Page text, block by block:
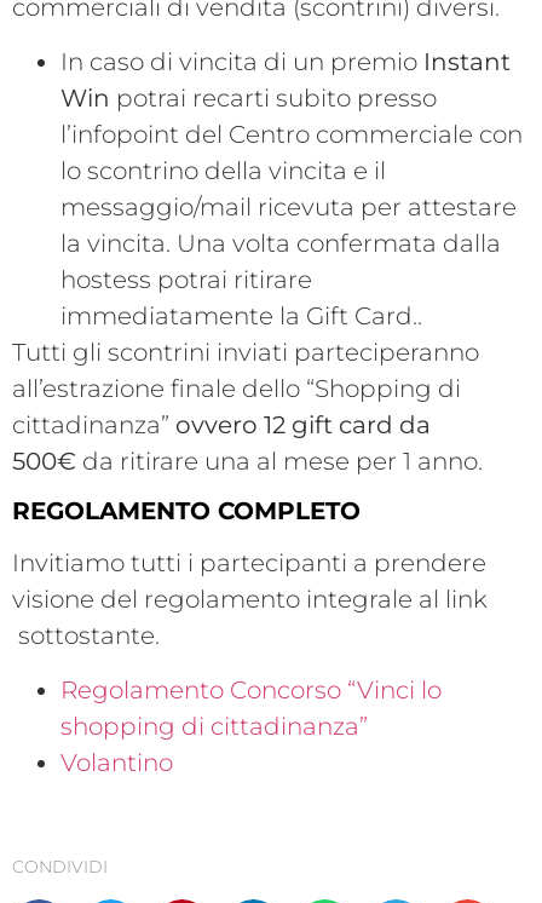
commerciali di vendita (scontrini) diversi.
In caso di vincita di un premio Instant
Win potrai recarti subito presso
l’infopoint del Centro commerciale con
lo scontrino della vincita e il
messaggio/mail ricevuta per attestare
la vincita. Una volta confermata dalla
hostess potrai ritirare
immediatamente la Gift Card..
Tutti gli scontrini inviati parteciperanno
all’estrazione finale dello “Shopping di
cittadinanza” ovvero 12 gift card da
500€ da ritirare una al mese per 1 anno.
REGOLAMENTO COMPLETO
Invitiamo tutti i partecipanti a prendere
visione del regolamento integrale al link
sottostante.
Regolamento Concorso “Vinci lo
shopping di cittadinanza”
Volantino
CONDIVIDI